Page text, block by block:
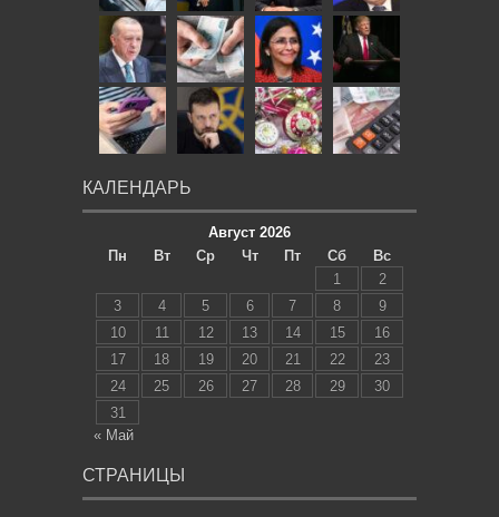
КАЛЕНДАРЬ
Август 2026
Пн
Вт Ср Чт Пт Сб
Вс
1
2
3
4 5 6 7 8
9
10
11 12 13 14 15
16
17
18 19 20 21 22
23
24
25 26 27 28 29
30
31
« Май
СТРАНИЦЫ